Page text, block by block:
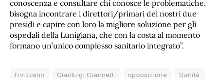
conoscenza e consultare chi conosce le problematiche,
bisogna incontrare i direttori/primari dei nostri due
presidi e capire con loro la migliore soluzione per gli
ospedali della Lunigiana, che con la costa al momento
formano un’unico complesso sanitario integrato”.
Fivizzano Gianluigi Giannetti opposizione Sanità